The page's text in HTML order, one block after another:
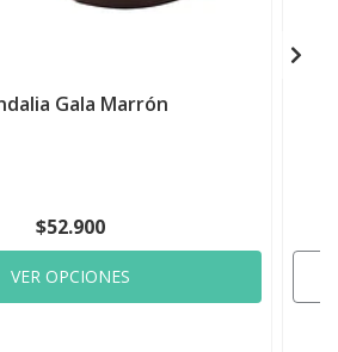
Gala Marrón
$52.900
VER OPCIONES